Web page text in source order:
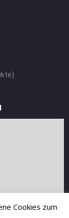
Cookies zum